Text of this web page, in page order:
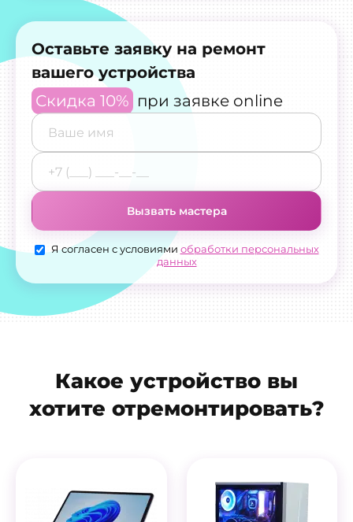
Оставьте заявку на ремонт
вашего устройства
Скидка 10% при заявке online
Вызвать мастера
Я согласен с условиями обработки персональных
данных
Какое устройство вы
хотите отремонтировать?